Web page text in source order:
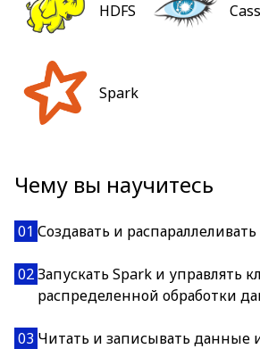
HDFS
Spark
Чему вы научитесь
01 Создавать и
02Запускать Spark и управлять
распределенной обработки
03 Читать и записывать данные